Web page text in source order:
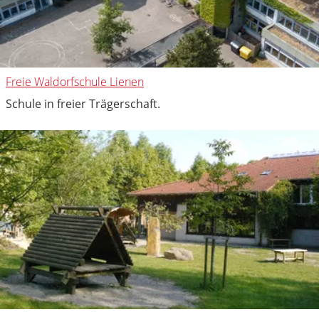
Freie Waldorfschule Lienen
Schule in freier Trägerschaft.